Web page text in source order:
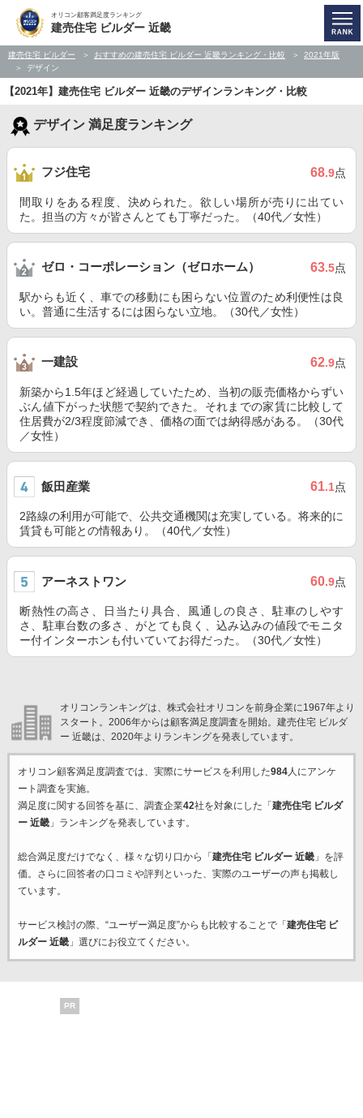
オリコン顧客満足度ランキング
建売住宅 ビルダー 近畿
建売住宅 ビルダー おすすめの建売住宅 ビルダー 近畿ランキング・比較
2021年版
デザイン
【2021年】建売住宅 ビルダー 近畿のデザインランキング・比較
デザイン 満足度ランキング
フジ住宅 68.9点
間取りをある程度、決められた。欲しい場所が売りに出てい
た。担当の方々が皆さんとても丁寧だった。（40代／女性）
ゼロ・コーポレーション（ゼロホーム） 63.5点
駅からも近く、車での移動にも困らない位置のため利便性は良
い。普通に生活するには困らない立地。（30代／女性）
一建設 62.9点
新築から1.5年ほど経過していたため、当初の販売価格からずい
ぶん値下がった状態で契約できた。それまでの家賃に比較して
住居費が2/3程度節減でき、価格の面では納得感がある。（30代
／女性）
飯田産業 61.1点
2路線の利用が可能で、公共交通機関は充実している。将来的に
賃貸も可能との情報あり。（40代／女性）
アーネストワン 60.9点
断熱性の高さ、日当たり具合、風通しの良さ、駐車のしやす
さ、駐車台数の多さ、がとても良く、込み込みの値段でモニタ
ー付インターホンも付いていてお得だった。（30代／女性）
オリコンランキングは、株式会社オリコンを前身企業に1967年より
スタート。2006年からは顧客満足度調査を開始。建売住宅 ビルダ
ー 近畿は、2020年よりランキングを発表しています。
オリコン顧客満足度調査では、実際にサービスを利用した984人にアンケ
ート調査を実施。
満足度に関する回答を基に、調査企業42社を対象にした「 建売住宅 ビルダ
ー 近畿」ランキングを発表しています。
総合満足度だけでなく、様々な切り口から「 建売住宅 ビルダー 近畿」を評
価。さらに回答者の口コミや評判といった、実際のユーザーの声も掲載し
ています。
サービス検討の際、“ユーザー満足度”からも比較することで「 建売住宅 ビ
ルダー 近畿」選びにお役立てください。
PR